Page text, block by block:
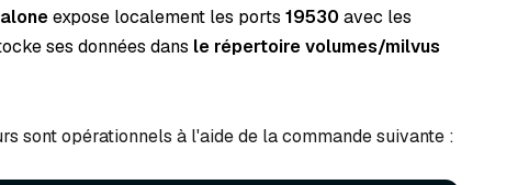
expose localement les ports 19530 avec les
ses données dans le répertoire volumes/milvus
sont opérationnels à l'aide de la commande suivante :